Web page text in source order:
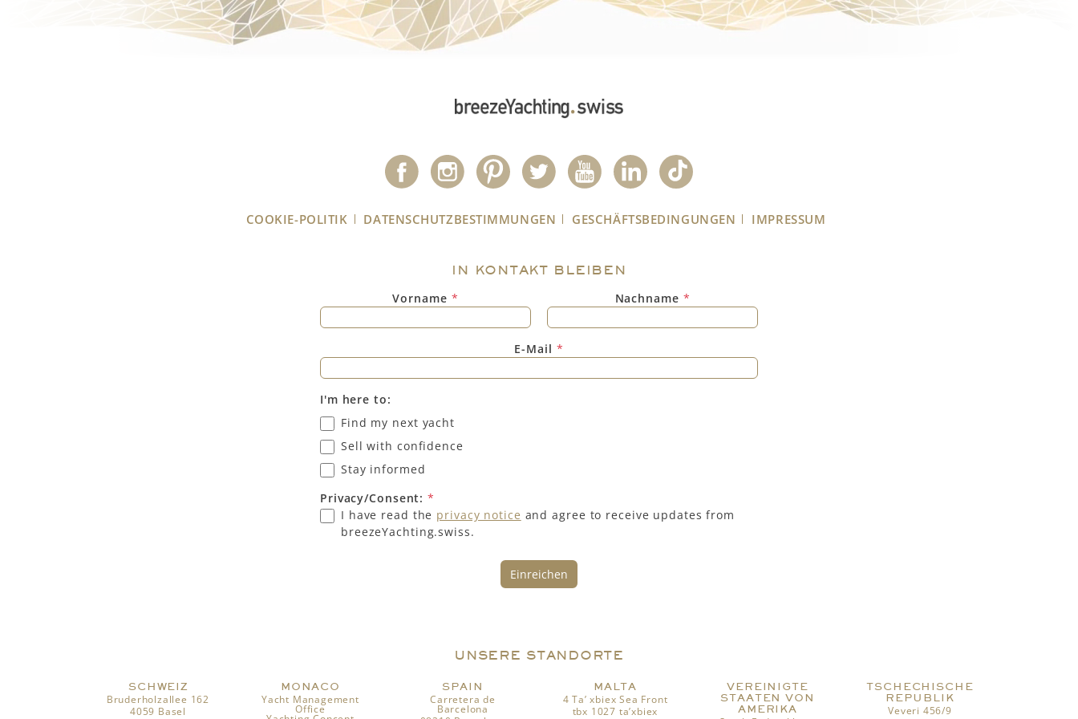
COOKIE-POLITIK DATENSCHUTZBESTIMMUNGEN GESCHÄFTSBEDINGUNGEN IMPRESSUM
IN KONTAKT BLEIBEN
Vorname * Nachname *
E-Mail *
I'm here to:
Find my next yacht
Sell with confidence
Stay informed
Privacy/Consent:*
I have read the privacy notice and agree to receive updates from
breezeYachting.swiss.
Einreichen
UNSERE STANDORTE
SCHWEIZ
Bruderholzallee 162
4059 Basel
MONACO
Yacht Management
Office
SPAIN
Carretera de
Barcelona
MALTA
4 Ta’ xbiex Sea Front
tbx 1027 ta’xbiex
VEREINIGTE
STAATEN VON
AMERIKA
TSCHECHISCHE
REPUBLIK
Veveri 456/9